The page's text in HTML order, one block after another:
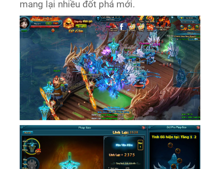
mang lại nhiều đốt phá mới.